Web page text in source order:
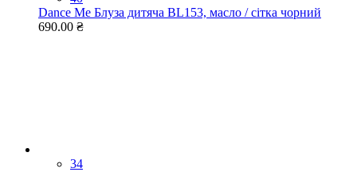
Dance Me Блуза дитяча BL153, масло / сітка чорний
690.00 ₴
34